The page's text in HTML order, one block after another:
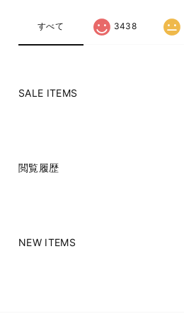
すべて 3438
SALE ITEMS
閲覧履歴
NEW ITEMS